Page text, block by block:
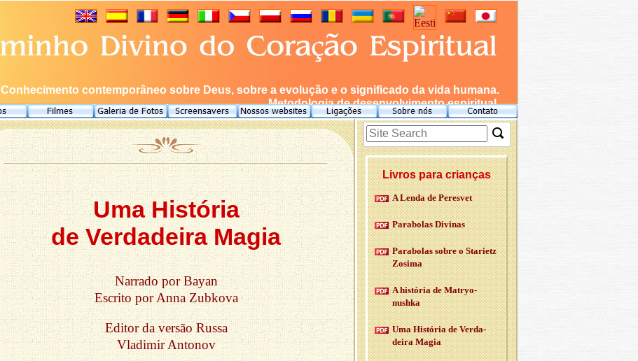
Conhecimento contemporâneo sobre Deus, sobre a evolução e o significado da vida humana.
Metodologia de desenvolvimento espiritual.
Uma História
de Verdadeira Magia
Narrado por Bayan
Escrito por Anna Zubkova
Editor da versão Russa
Vladimir Antonov
Livros para crianças
A Lenda de Pe­resvet
Pa­ra­bolas Di­vinas
Pa­ra­bolas sobre o Sta­rietz
Zo­sima
A his­tória de Ma­tryo­
nushka
Uma His­tória de Ver­da­
deira Magia